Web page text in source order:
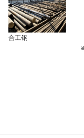
合工钢